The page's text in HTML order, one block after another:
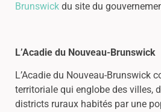
Brunswick du site du
L’Acadie du Nouveau-Brunswick
L’Acadie du Nouveau-Brunswick
territoriale qui englobe des villes,
districts ruraux habités par une